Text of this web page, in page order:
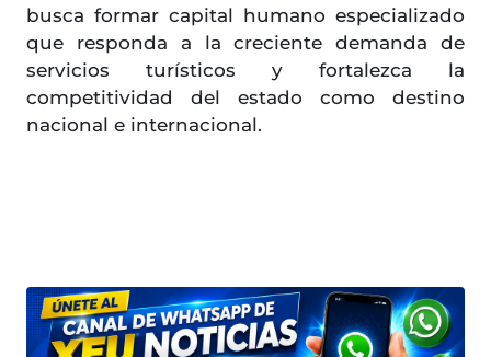
busca formar capital humano especializado
que responda a la creciente demanda de
servicios turísticos y fortalezca la
competitividad del estado como destino
nacional e internacional.